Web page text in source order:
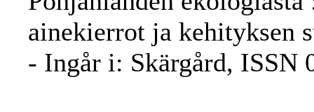
ainekierrot ja kehityksen
- Ingår i: Skärgård, ISSN